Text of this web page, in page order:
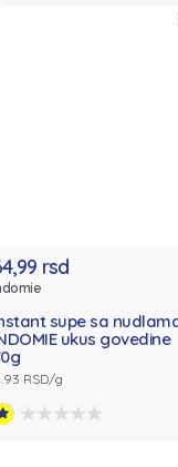
rsd
supe sa
ukus govedine
RSD/g